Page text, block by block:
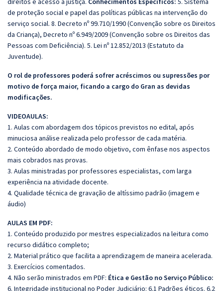
de proteção social e papel das políticas públicas na intervenção do
serviço social. 8. Decreto nº 99.710/1990 (Convenção sobre os Direitos
da Criança), Decreto nº 6.949/2009 (Convenção sobre os Direitos das
Pessoas com Deficiência). 5. Lei nº 12.852/2013 (Estatuto da
Juventude).
O rol de professores poderá sofrer acréscimos ou supressões por
motivo de força maior, ficando a cargo do Gran as devidas
modificações.
VIDEOAULAS:
1. Aulas com abordagem dos tópicos previstos no edital, após
minuciosa análise realizada pelo professor de cada matéria.
2. Conteúdo abordado de modo objetivo, com ênfase nos aspectos
mais cobrados nas provas.
3. Aulas ministradas por professores especialistas, com larga
experiência na atividade docente.
4. Qualidade técnica de gravação de altíssimo padrão (imagem e
áudio)
AULAS EM PDF:
1. Conteúdo produzido por mestres especializados na leitura como
recurso didático completo;
2. Material prático que facilita a aprendizagem de maneira acelerada.
3. Exercícios comentados.
4. Não serão ministrados em PDF: Ética e Gestão no Serviço Público:
6. Integridade institucional no Poder Judiciário: 6.1 Padrões éticos. 6.2